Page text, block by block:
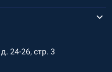
24-26, стр. 3